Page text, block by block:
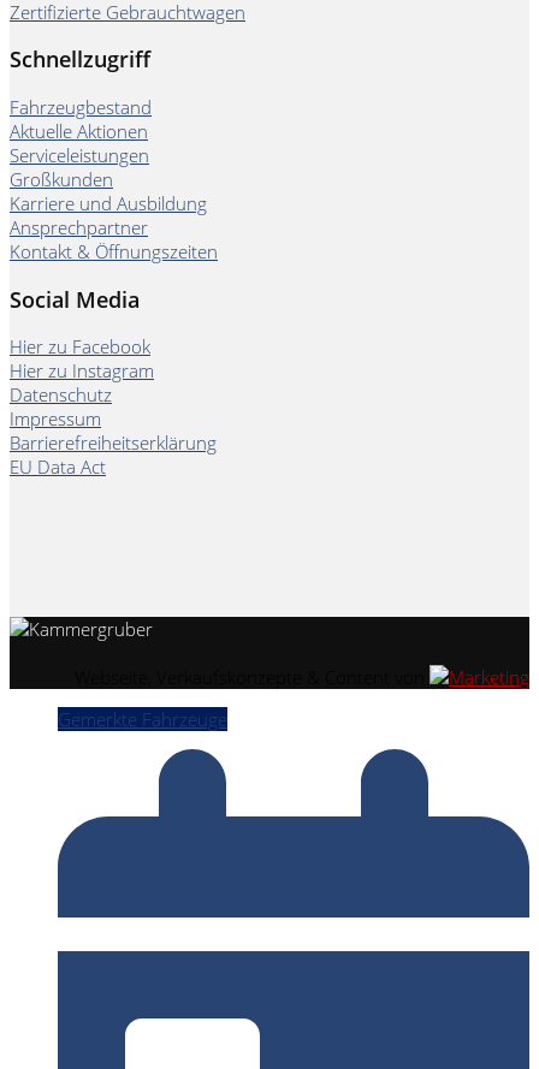
Zertifizierte Gebrauchtwagen
Schnellzugriff
Fahrzeugbestand
Aktuelle Aktionen
Serviceleistungen
Großkunden
Karriere und Ausbildung
Ansprechpartner
Kontakt & Öffnungszeiten
Social Media
Hier zu Facebook
Hier zu Instagram
Datenschutz
Impressum
Barrierefreiheitserklärung
EU Data Act
Gemerkte Fahrzeuge